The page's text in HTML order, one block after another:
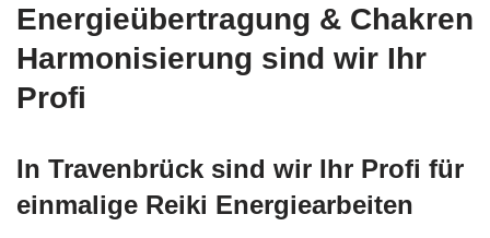
Energieübertragung & Chakren
Harmonisierung sind wir Ihr
Profi
In Travenbrück sind wir Ihr Profi für
einmalige Reiki Energiearbeiten